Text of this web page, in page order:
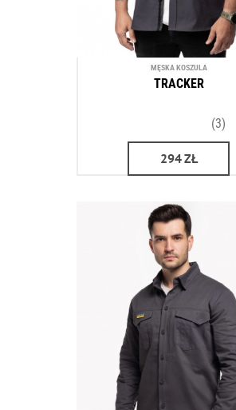
MĘSKA KOSZULA
TRACKER
(3)
294ZŁ